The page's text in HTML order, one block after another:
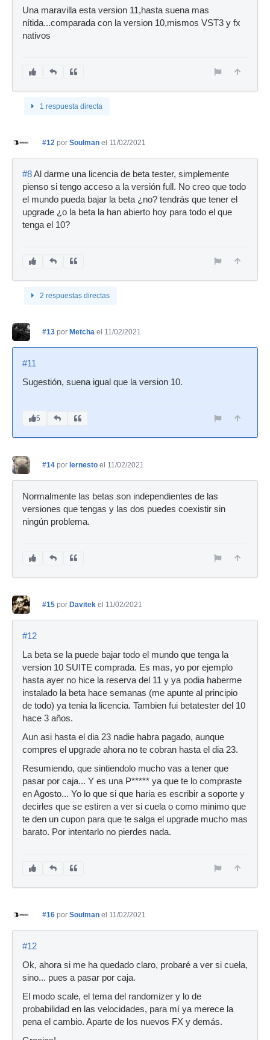
Una maravilla esta version 11,hasta suena mas
nítida...comparada con la version 10,mismos VST3 y fx
nativos
1 respuesta directa
#12 por Soulman el 11/02/2021
#8Al darme una licencia de beta tester, simplemente
pienso si tengo acceso a la versión full. No creo que todo
el mundo pueda bajar la beta ¿no? tendrás que tener el
upgrade ¿o la beta la han abierto hoy para todo el que
tenga el 10?
2 respuestas directas
#13 por Metcha el 11/02/2021
#11
Sugestión, suena igual que la version 10.
5
#14 por Iernesto el 11/02/2021
Normalmente las betas son independientes de las
versiones que tengas y las dos puedes coexistir sin
ningún problema.
#15 por Davitek el 11/02/2021
#12
La beta se la puede bajar todo el mundo que tenga la
version 10 SUITE comprada. Es mas, yo por ejemplo
hasta ayer no hice la reserva del 11 y ya podia haberme
instalado la beta hace semanas (me apunte al principio
de todo) ya tenia la licencia. Tambien fui betatester del 10
hace 3 años.
Aun asi hasta el dia 23 nadie habra pagado, aunque
compres el upgrade ahora no te cobran hasta el dia 23.
Resumiendo, que sintiendolo mucho vas a tener que
pasar por caja... Y es una P***** ya que te lo compraste
en Agosto... Yo lo que si que haria es escribir a soporte y
decirles que se estiren a ver si cuela o como minimo que
te den un cupon para que te salga el upgrade mucho mas
barato. Por intentarlo no pierdes nada.
#16 por Soulman el 11/02/2021
#12
Ok, ahora si me ha quedado claro, probaré a ver si cuela,
sino... pues a pasar por caja.
El modo scale, el tema del randomizer y lo de
probabilidad en las velocidades, para mí ya merece la
pena el cambio. Aparte de los nuevos FX y demás.